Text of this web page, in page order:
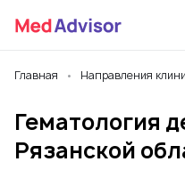
Главная Направления
Гематология
Рязанской